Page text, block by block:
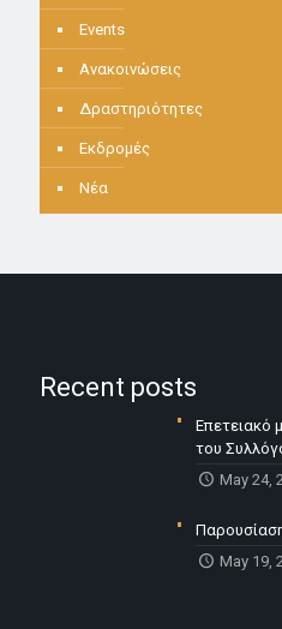
Events
Ανακοινώσεις
Δραστηριότητες
Εκδρομές
Νέα
Recent posts
Επετειακό
του
May 24,
May 19,